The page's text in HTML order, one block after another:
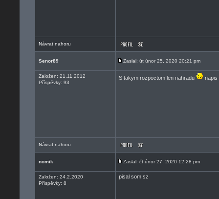
Návrat nahoru
Senor89 Zaslal: út únor 25, 2020 20:21 pm
Založen: 21.11.2012
Příspěvky: 93
S takym rozpoctom len nahradu napis
Návrat nahoru
nomik Zaslal: čt únor 27, 2020 12:28 pm
Založen: 24.2.2020
Příspěvky: 8
pisal som sz